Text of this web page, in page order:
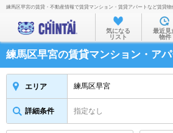
お部屋を探す
沿線・駅か
住所から
物件特集
練馬区早宮の賃貸・不動産情報で賃貸マンション・賃貸アパートなど賃貸物
気になる
リスト
最近見
物件
練馬区早宮の賃貸マンション・ア
エリア 練馬区早宮
詳細条件 指定なし